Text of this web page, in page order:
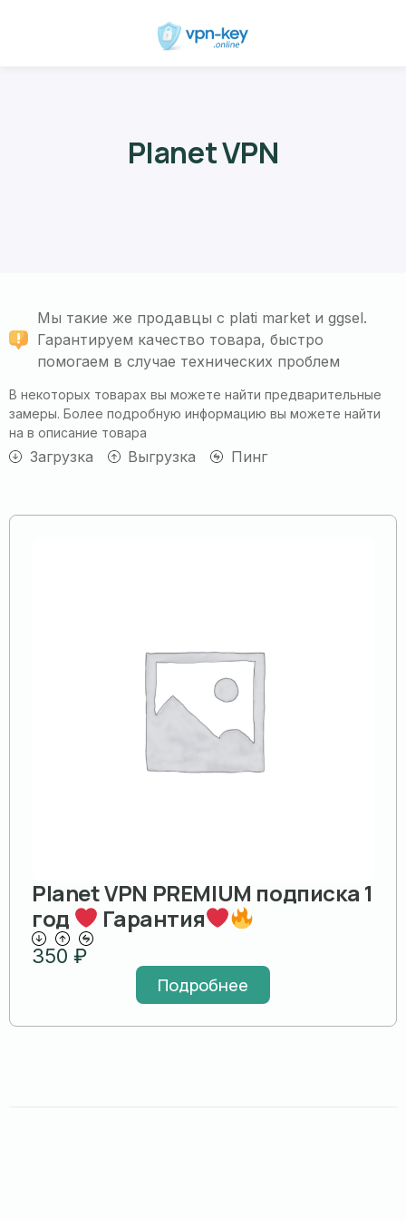
Planet VPN
Мы такие же продавцы с plati market и ggsel.
Гарантируем качество товара, быстро
помогаем в случае технических проблем
В некоторых товарах вы можете найти предварительные
замеры. Более подробную информацию вы можете найти
на в описание товара
Загрузка Выгрузка Пинг
Planet VPN PREMIUM подписка 1
год
Гарантия
350 ₽
Подробнее